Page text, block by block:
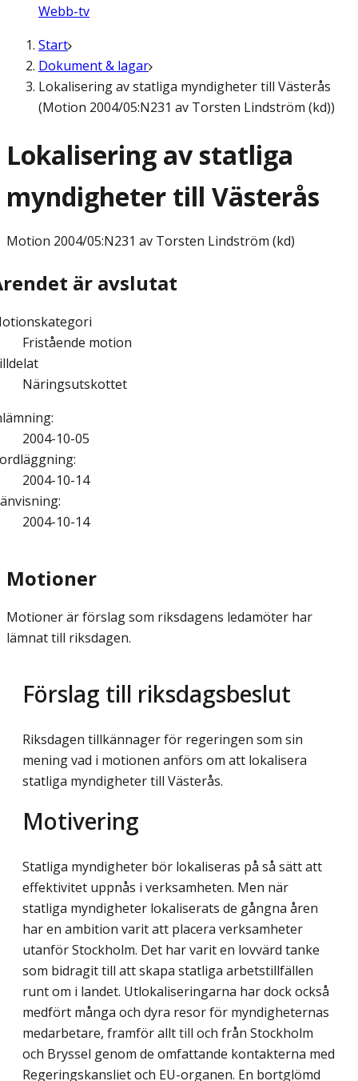
Webb-tv
Start
Dokument & lagar
Lokalisering av statliga myndigheter till Västerås
(Motion 2004/05:N231 av Torsten Lindström (kd))
Lokalisering av statliga
myndigheter till Västerås
Motion 2004/05:N231 av Torsten Lindström (kd)
är avslutat
Fristående motion
Näringsutskottet
:
2004-10-05
:
2004-10-14
:
2004-10-14
Motioner
Motioner är förslag som riksdagens ledamöter har
lämnat till riksdagen.
Förslag till riksdagsbeslut
Riksdagen tillkännager för regeringen som sin
mening vad i motionen anförs om att lokalisera
statliga myndigheter till Västerås.
Motivering
Statliga myndigheter bör lokaliseras på så sätt att
effektivitet uppnås i verksamheten. Men när
statliga myndigheter lokaliserats de gångna åren
har en ambition varit att placera verksamheter
utanför Stockholm. Det har varit en lovvärd tanke
som bidragit till att skapa statliga arbetstillfällen
runt om i landet. Utlokaliseringarna har dock också
medfört många och dyra resor för myndigheternas
medarbetare, framför allt till och från Stockholm
och Bryssel genom de omfattande kontakterna med
Regeringskansliet och EU-organen. En bortglömd